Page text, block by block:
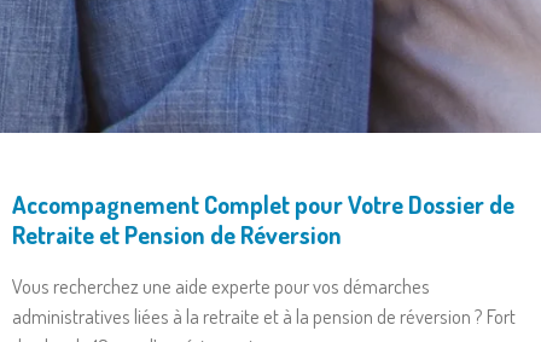
Accompagnement Complet pour Votre Dossier de
Retraite et Pension de Réversion
Vous recherchez une aide experte pour vos démarches
administratives liées à la retraite et à la pension de réversion ? Fort